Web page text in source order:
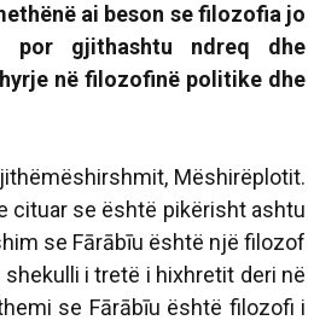
ai beson se filozofia jo
por gjithashtu ndreq dhe
në filozofinë politike dhe
Mëshirëplotit.
cituar se është pikërisht ashtu
se Fārābīu është një filozof
shekulli i tretë i hixhretit deri në
se Fārābīu është filozofi i